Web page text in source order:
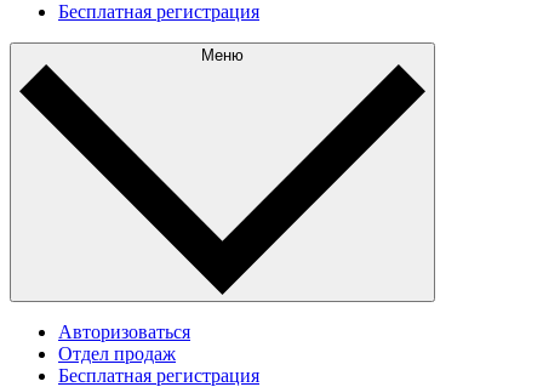
Бесплатная регистрация
Меню
Авторизоваться
Отдел продаж
Бесплатная регистрация